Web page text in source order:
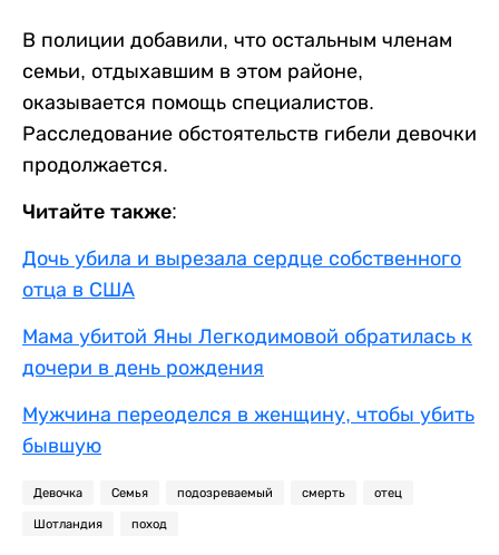
В полиции добавили, что остальным членам
семьи, отдыхавшим в этом районе,
оказывается помощь специалистов.
Расследование обстоятельств гибели девочки
продолжается.
Читайте также:
Дочь убила и вырезала сердце собственного
отца в США
Мама убитой Яны Легкодимовой обратилась к
дочери в день рождения
Мужчина переоделся в женщину, чтобы убить
бывшую
Девочка Семья подозреваемый смерть отец
Шотландия поход